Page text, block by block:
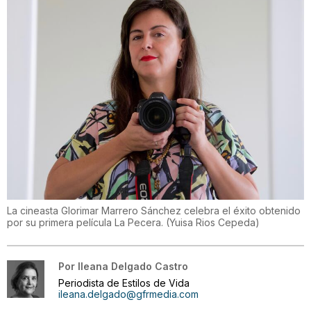
La cineasta Glorimar Marrero Sánchez celebra el éxito obtenido
por su primera película La Pecera. (Yuisa Rios Cepeda)
Por Ileana Delgado Castro
Periodista de Estilos de Vida
ileana.delgado@gfrmedia.com